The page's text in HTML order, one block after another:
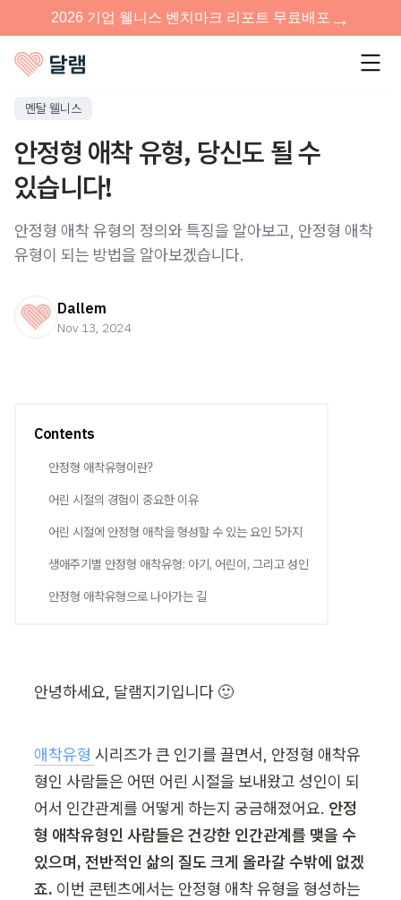
멘탈 웰니스
안정형 애착 유형, 당신도 될 수
있습니다!
안정형 애착 유형의 정의와 특징을 알아보고, 안정형 애착
유형이 되는 방법을 알아보겠습니다.
Dallem
Nov 13, 2024
Contents
안정형 애착유형이란?
어린 시절의 경험이 중요한 이유
어린 시절에 안정형 애착을 형성할 수 있는 요인 5가지
생애주기별 안정형 애착유형: 아기, 어린이, 그리고 성인
안정형 애착유형으로 나아가는 길
안녕하세요, 달램지기입니다 🙂
애착유형 시리즈가 큰 인기를 끌면서, 안정형 애착유
형인 사람들은 어떤 어린 시절을 보내왔고 성인이 되
어서 인간관계를 어떻게 하는지 궁금해졌어요. 안정
형 애착유형인 사람들은 건강한 인간관계를 맺을 수
있으며, 전반적인 삶의 질도 크게 올라갈 수밖에 없겠
죠. 이번 콘텐츠에서는 안정형 애착 유형을 형성하는